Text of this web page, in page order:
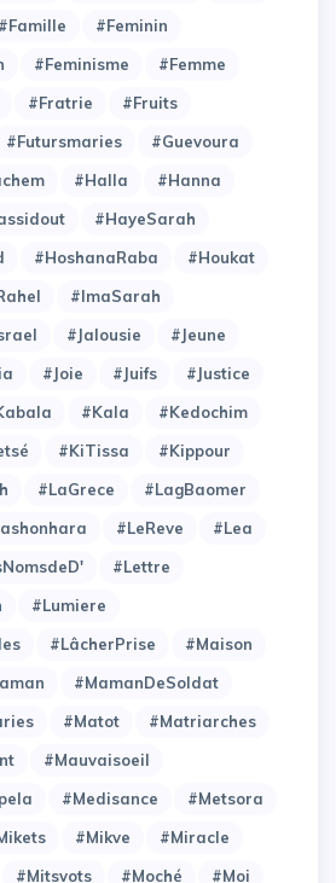
#Famille
#Feminin
#Feminisme
#Femme
#Fratrie
#Fruits
#Futursmaries
#Guevoura
#Halla
#Hanna
#HayeSarah
#HoshanaRaba
#Houkat
#ImaSarah
#Jalousie
#Jeune
#Joie #Juifs
#Justice
#Kala
#Kedochim
#KiTissa
#Kippour
#LaGrece
#LagBaomer
#LeReve
#Lea
#Lettre
#Lumiere
#LâcherPrise
#Maison
#MamanDeSoldat
#Matot
#Matriarches
#Mauvaisoeil
#Medisance
#Metsora
#Mikve
#Miracle
#Mitsvots #Moché #Moi